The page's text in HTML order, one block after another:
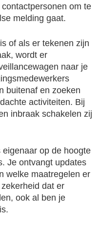
om te
melding gaat.
of als er tekenen zijn
wordt er
naar je
buitenaf en zoeken
activiteiten. Bij
inbraak schakelen zij
op de hoogte
Je ontvangt updates
welke maatregelen er
dat er
ook al ben je